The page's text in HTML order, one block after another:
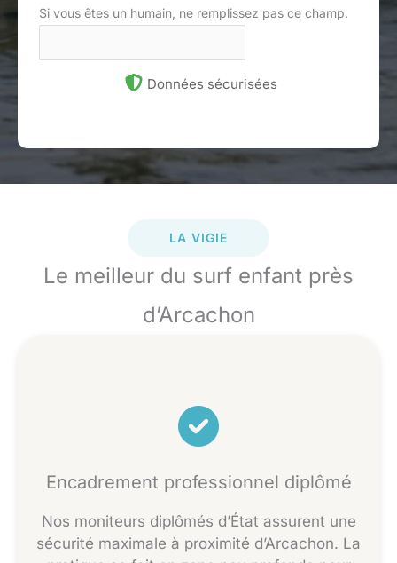
Si vous êtes un humain, ne remplissez pas ce champ.
Données sécurisées
LA VIGIE
Le meilleur du surf enfant près
d’Arcachon
Encadrement professionnel diplômé
Nos moniteurs diplômés d’État assurent une
sécurité maximale à proximité d’Arcachon. La